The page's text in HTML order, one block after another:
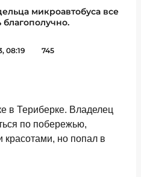
микроавтобуса все
благополучно.
08:19 745
в Териберке. Владелец
по побережью,
но попал в